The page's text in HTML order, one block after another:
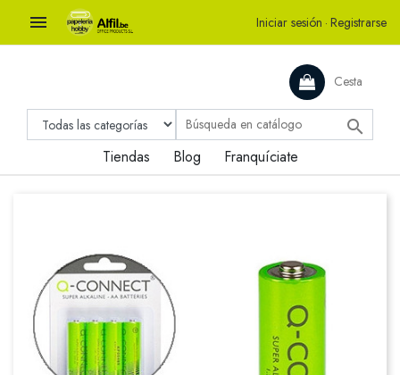
 Iniciar sesión · Registrarse
Cesta

Tiendas Blog Franquíciate